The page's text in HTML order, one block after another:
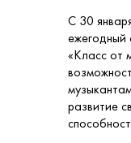
С 30
ежегодный
«Класс от
развитие